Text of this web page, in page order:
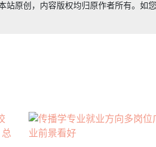
站原创，内容版权均归原作者所有。如